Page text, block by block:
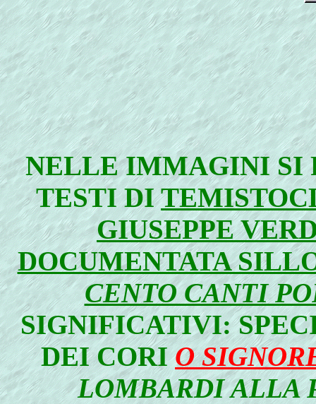
NELLE IMMAGINI SI
TESTI DI
GIUSEPPE
DOCUMENTATA
CENTO CANTI
SIGNIFICATIVI:
DEI CORIO
LOMBARDI ALLA